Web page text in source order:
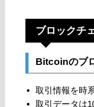
ブロックチ
Bitcoinのブ
取引情報を時
取引データは